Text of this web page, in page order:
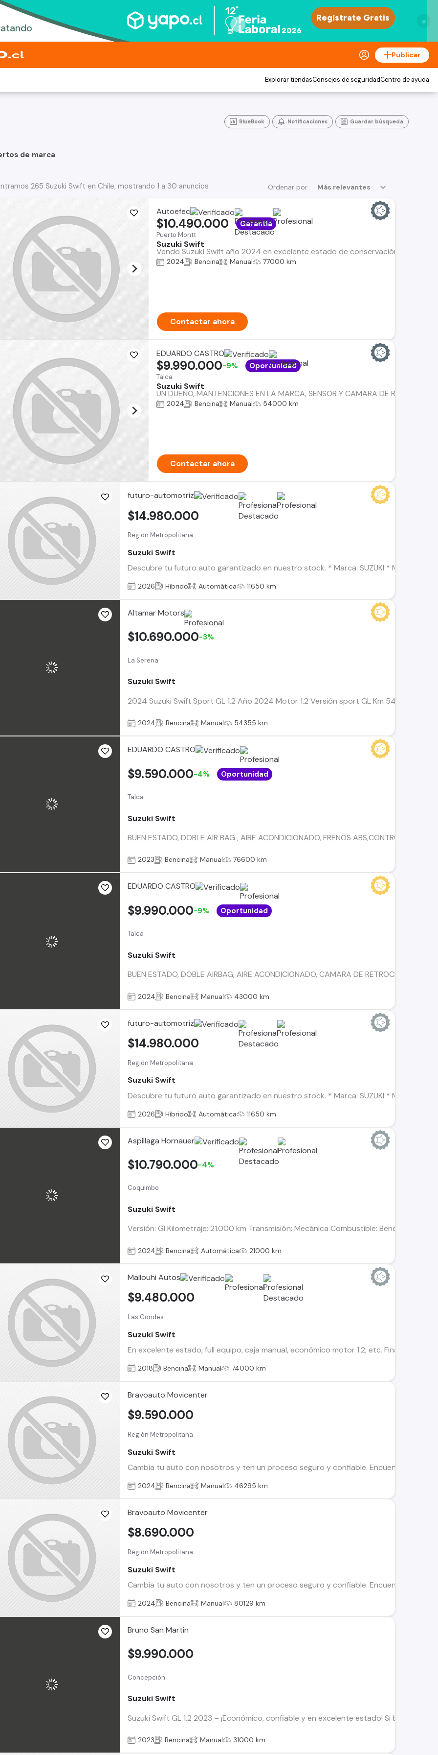
×
Publicar
Explorar tiendasConsejos de seguridadCentro de ayuda
BlueBook Notificaciones Guardar búsqueda
de marca
Ordenar por Más relevantes
265 Suzuki Swift en Chile, mostrando 1 a 30 anuncios
Autoefec
Puerto Montt
Suzuki Swift
Vendo Suzuki Swift año 2024 en excelente estado de conservación, un
$10.490.000 Garantía
2024 Bencina Manual 77000 km
Contactar ahora
EDUARDO CASTRO
Talca
Suzuki Swift
UN DUEÑO, MANTENCIONES EN LA MARCA, SENSOR Y CAMARA DE
$9.990.000-9% Oportunidad
2024 Bencina Manual 54000 km
Contactar ahora
futuro-automotriz
Región Metropolitana
Suzuki Swift
Descubre tu futuro auto garantizado en nuestro stock. * Marca: SUZUKI * Modelo:
$14.980.000
2026 Híbrido Automática 11650 km
Altamar Motors
La Serena
Suzuki Swift
2024 Suzuki Swift Sport GL 1.2 Año 2024 Motor 1.2 Versión sport GL Km 54.355
$10.690.000-3%
2024 Bencina Manual 54355 km
EDUARDO CASTRO
Talca
Suzuki Swift
BUEN ESTADO, DOBLE AIR BAG , AIRE ACONDICIONADO, FRENOS ABS,CONTROL DE
$9.590.000-4% Oportunidad
2023 Bencina Manual 76600 km
EDUARDO CASTRO
Talca
Suzuki Swift
BUEN ESTADO, DOBLE AIRBAG, AIRE ACONDICIONADO, CAMARA DE RETROCESO,
$9.990.000-9% Oportunidad
2024 Bencina Manual 43000 km
futuro-automotriz
Región Metropolitana
Suzuki Swift
Descubre tu futuro auto garantizado en nuestro stock. * Marca: SUZUKI * Modelo:
$14.980.000
2026 Híbrido Automática 11650 km
Aspillaga Hornauer
Coquimbo
Suzuki Swift
Versión: Gl Kilometraje: 21.000 km Transmisión: Mecánica Combustible: Bencina
$10.790.000-4%
2024 Bencina Automática 21000 km
Mallouhi Autos
Las Condes
Suzuki Swift
En excelente estado, full equipo, caja manual, económico motor 1.2, etc.
$9.480.000
2018 Bencina Manual 74000 km
Bravoauto Movicenter
Región Metropolitana
Suzuki Swift
Cambia tu auto con nosotros y ten un proceso seguro y confiable. Encuentra el ideal
$9.590.000
2024 Bencina Manual 46295 km
Bravoauto Movicenter
Región Metropolitana
Suzuki Swift
Cambia tu auto con nosotros y ten un proceso seguro y confiable. Encuentra el ideal
$8.690.000
2024 Bencina Manual 80129 km
Bruno San Martin
Concepción
Suzuki Swift
Suzuki Swift GL 1.2 2023 – ¡Económico, confiable y en excelente estado! Si buscas
$9.990.000
2023 Bencina Manual 31000 km